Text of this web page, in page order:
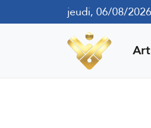
jeudi, 06/08/2026